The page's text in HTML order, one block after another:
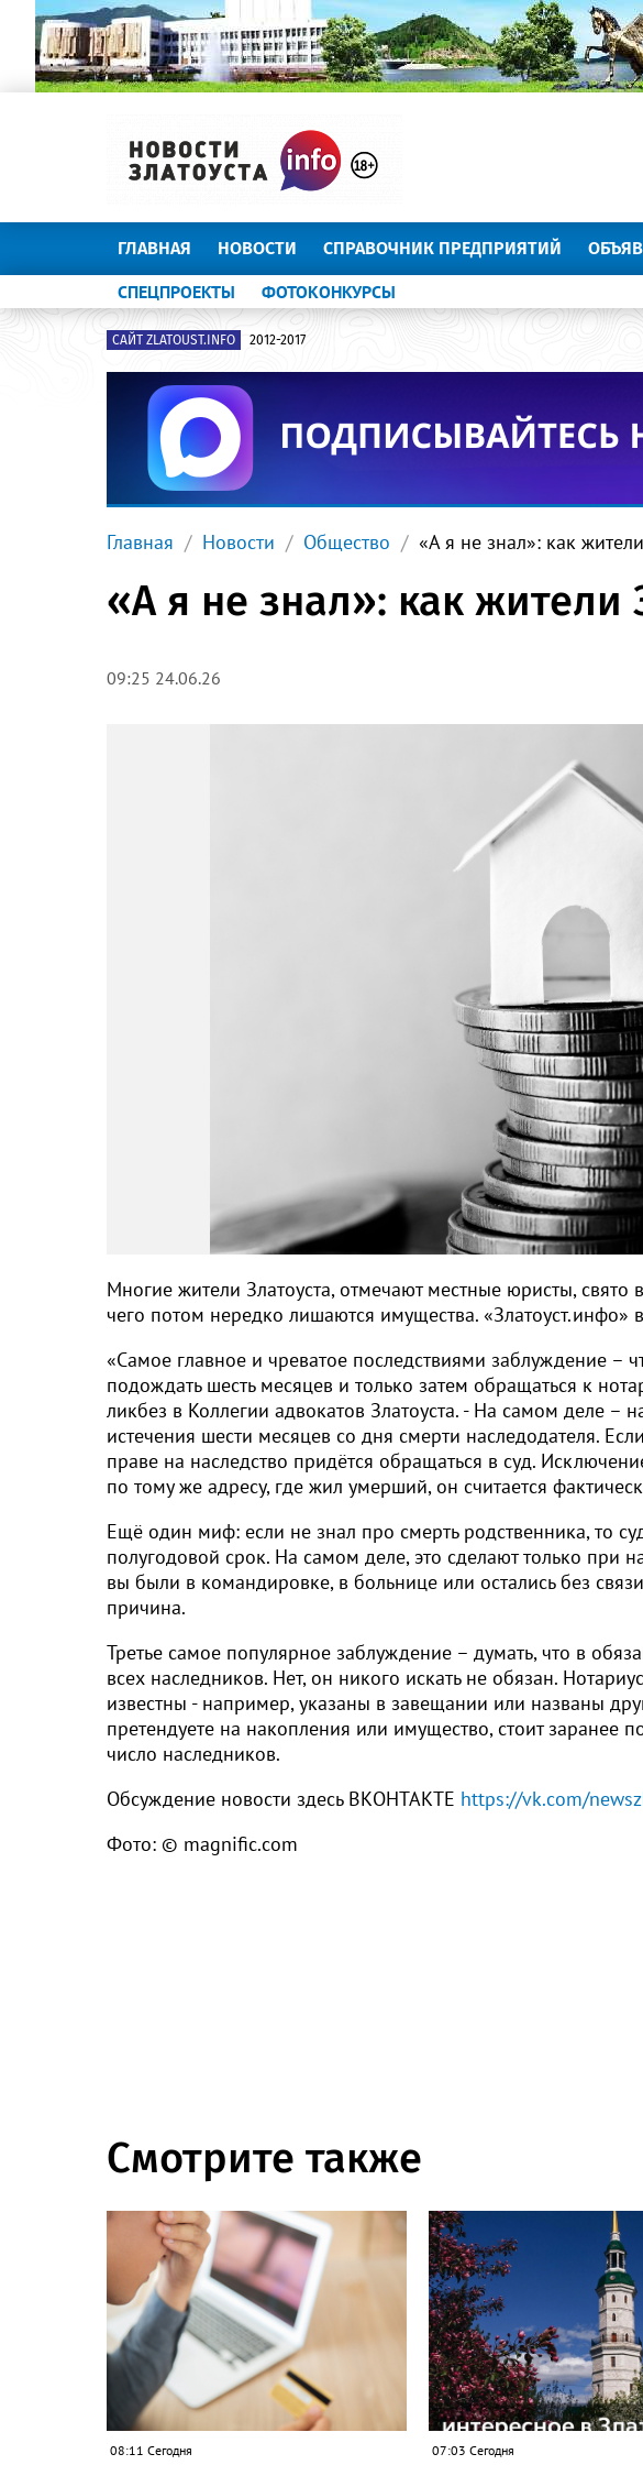
ГЛАВНАЯ НОВОСТИ СПРАВОЧНИК ПРЕДПРИЯТИЙ
СПЕЦПРОЕКТЫ ФОТОКОНКУРСЫ
САЙТ ZLATOUST.INFO 2012-2017
Главная Новости Общество «А я не знал»: как
«А я не знал»: как жители
09:25 24.06.26
Многие жители Златоуста, отмечают местные юристы,
чего потом нередко лишаются имущества. «Златоуст.инфо»
«Самое главное и чреватое последствиями заблуждение –
подождать шесть месяцев и только затем обращаться к
ликбез в Коллегии адвокатов Златоуста. - На самом деле –
истечения шести месяцев со дня смерти наследодателя.
праве на наследство придётся обращаться в суд.
по тому же адресу, где жил умерший, он считается
Ещё один миф: если не знал про смерть родственника, то
полугодовой срок. На самом деле, это сделают только при
вы были в командировке, в больнице или остались без
причина.
Третье самое популярное заблуждение – думать, что в
всех наследников. Нет, он никого искать не обязан.
известны - например, указаны в завещании или названы
претендуете на накопления или имущество, стоит заранее
число наследников.
Обсуждение новости здесь ВКОНТАКТЕ https://vk.com/
Фото: © magnific.com
Смотрите также
08:11 Сегодня 07:03 Сегодня